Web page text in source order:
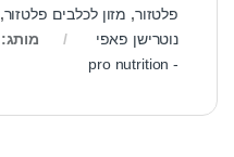
פלטזור, מזון לכלבים פלטזור,
נוטרישן פאפי
מותג:
- pro nutrition